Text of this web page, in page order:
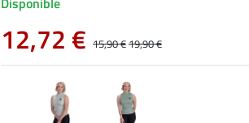
12,72 € 15,90 €19,90 €